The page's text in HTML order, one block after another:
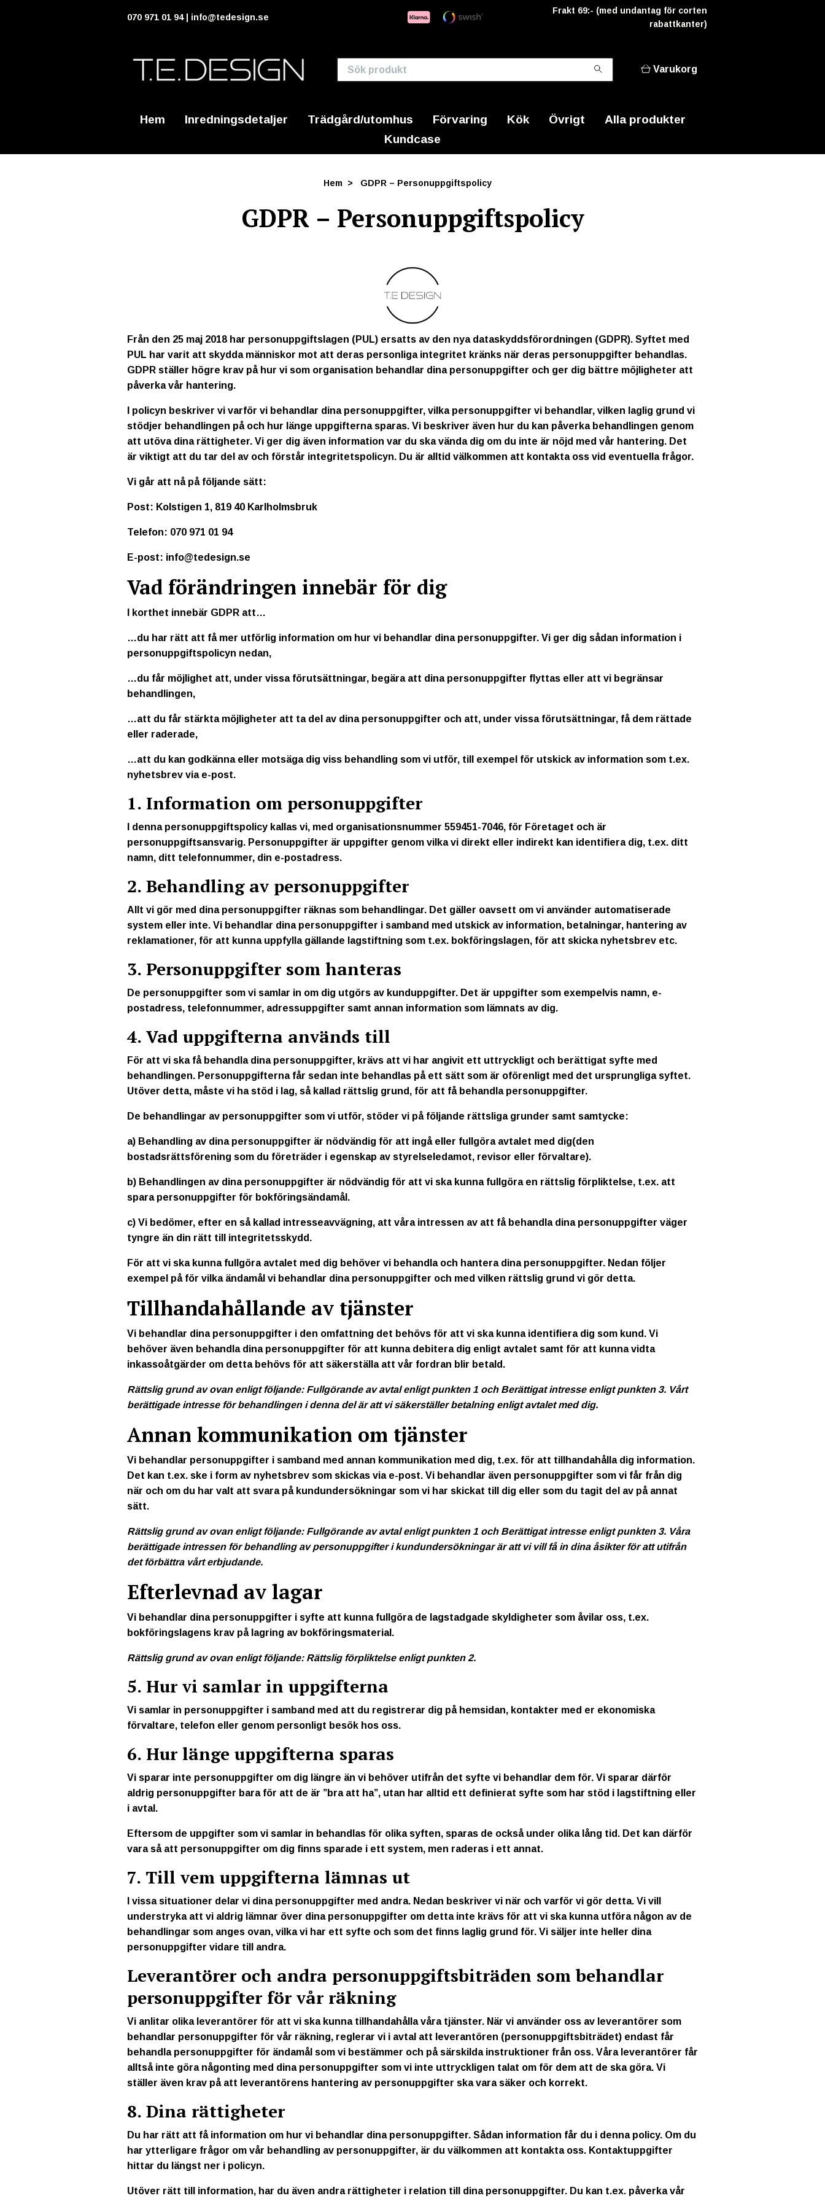
070 971 01 94 | info@tedesign.se
Frakt 69:- (med undantag för corten
rabattkanter)
Varukorg
Hem Inredningsdetaljer Trädgård/utomhus Förvaring Kök Övrigt
Alla produkter
Kundcase
Hem GDPR – Personuppgiftspolicy
GDPR – Personuppgiftspolicy
Från den 25 maj 2018 har personuppgiftslagen (PUL) ersatts av den nya dataskyddsförordningen (GDPR). Syftet med
PUL har varit att skydda människor mot att deras personliga integritet kränks när deras personuppgifter behandlas.
GDPR ställer högre krav på hur vi som organisation behandlar dina personuppgifter och ger dig bättre möjligheter att
påverka vår hantering.
I policyn beskriver vi varför vi behandlar dina personuppgifter, vilka personuppgifter vi behandlar, vilken laglig grund vi
stödjer behandlingen på och hur länge uppgifterna sparas. Vi beskriver även hur du kan påverka behandlingen genom
att utöva dina rättigheter. Vi ger dig även information var du ska vända dig om du inte är nöjd med vår hantering. Det
är viktigt att du tar del av och förstår integritetspolicyn. Du är alltid välkommen att kontakta oss vid eventuella frågor.
Vi går att nå på följande sätt:
Post: Kolstigen 1, 819 40 Karlholmsbruk
Telefon: 070 971 01 94
E-post: info@tedesign.se
Vad förändringen innebär för dig
I korthet innebär GDPR att…
…du har rätt att få mer utförlig information om hur vi behandlar dina personuppgifter. Vi ger dig sådan information i
personuppgiftspolicyn nedan,
…du får möjlighet att, under vissa förutsättningar, begära att dina personuppgifter flyttas eller att vi begränsar
behandlingen,
…att du får stärkta möjligheter att ta del av dina personuppgifter och att, under vissa förutsättningar, få dem rättade
eller raderade,
…att du kan godkänna eller motsäga dig viss behandling som vi utför, till exempel för utskick av information som t.ex.
nyhetsbrev via e-post.
1. Information om personuppgifter
I denna personuppgiftspolicy kallas vi, med organisationsnummer 559451-7046, för Företaget och är
personuppgiftsansvarig. Personuppgifter är uppgifter genom vilka vi direkt eller indirekt kan identifiera dig, t.ex. ditt
namn, ditt telefonnummer, din e-postadress.
2. Behandling av personuppgifter
Allt vi gör med dina personuppgifter räknas som behandlingar. Det gäller oavsett om vi använder automatiserade
system eller inte. Vi behandlar dina personuppgifter i samband med utskick av information, betalningar, hantering av
reklamationer, för att kunna uppfylla gällande lagstiftning som t.ex. bokföringslagen, för att skicka nyhetsbrev etc.
3. Personuppgifter som hanteras
De personuppgifter som vi samlar in om dig utgörs av kunduppgifter. Det är uppgifter som exempelvis namn, e-
postadress, telefonnummer, adressuppgifter samt annan information som lämnats av dig.
4. Vad uppgifterna används till
För att vi ska få behandla dina personuppgifter, krävs att vi har angivit ett uttryckligt och berättigat syfte med
behandlingen. Personuppgifterna får sedan inte behandlas på ett sätt som är oförenligt med det ursprungliga syftet.
Utöver detta, måste vi ha stöd i lag, så kallad rättslig grund, för att få behandla personuppgifter.
De behandlingar av personuppgifter som vi utför, stöder vi på följande rättsliga grunder samt samtycke:
a) Behandling av dina personuppgifter är nödvändig för att ingå eller fullgöra avtalet med dig(den
bostadsrättsförening som du företräder i egenskap av styrelseledamot, revisor eller förvaltare).
b) Behandlingen av dina personuppgifter är nödvändig för att vi ska kunna fullgöra en rättslig förpliktelse, t.ex. att
spara personuppgifter för bokföringsändamål.
c) Vi bedömer, efter en så kallad intresseavvägning, att våra intressen av att få behandla dina personuppgifter väger
tyngre än din rätt till integritetsskydd.
För att vi ska kunna fullgöra avtalet med dig behöver vi behandla och hantera dina personuppgifter. Nedan följer
exempel på för vilka ändamål vi behandlar dina personuppgifter och med vilken rättslig grund vi gör detta.
Tillhandahållande av tjänster
Vi behandlar dina personuppgifter i den omfattning det behövs för att vi ska kunna identifiera dig som kund. Vi
behöver även behandla dina personuppgifter för att kunna debitera dig enligt avtalet samt för att kunna vidta
inkassoåtgärder om detta behövs för att säkerställa att vår fordran blir betald.
Rättslig grund av ovan enligt följande: Fullgörande av avtal enligt punkten 1 och Berättigat intresse enligt punkten 3. Vårt
berättigade intresse för behandlingen i denna del är att vi säkerställer betalning enligt avtalet med dig.
Annan kommunikation om tjänster
Vi behandlar personuppgifter i samband med annan kommunikation med dig, t.ex. för att tillhandahålla dig information.
Det kan t.ex. ske i form av nyhetsbrev som skickas via e-post. Vi behandlar även personuppgifter som vi får från dig
när och om du har valt att svara på kundundersökningar som vi har skickat till dig eller som du tagit del av på annat
sätt.
Rättslig grund av ovan enligt följande: Fullgörande av avtal enligt punkten 1 och Berättigat intresse enligt punkten 3. Våra
berättigade intressen för behandling av personuppgifter i kundundersökningar är att vi vill få in dina åsikter för att utifrån
det förbättra vårt erbjudande.
Efterlevnad av lagar
Vi behandlar dina personuppgifter i syfte att kunna fullgöra de lagstadgade skyldigheter som åvilar oss, t.ex.
bokföringslagens krav på lagring av bokföringsmaterial.
Rättslig grund av ovan enligt följande: Rättslig förpliktelse enligt punkten 2.
5. Hur vi samlar in uppgifterna
Vi samlar in personuppgifter i samband med att du registrerar dig på hemsidan, kontakter med er ekonomiska
förvaltare, telefon eller genom personligt besök hos oss.
6. Hur länge uppgifterna sparas
Vi sparar inte personuppgifter om dig längre än vi behöver utifrån det syfte vi behandlar dem för. Vi sparar därför
aldrig personuppgifter bara för att de är ”bra att ha”, utan har alltid ett definierat syfte som har stöd i lagstiftning eller
i avtal.
Eftersom de uppgifter som vi samlar in behandlas för olika syften, sparas de också under olika lång tid. Det kan därför
vara så att personuppgifter om dig finns sparade i ett system, men raderas i ett annat.
7. Till vem uppgifterna lämnas ut
I vissa situationer delar vi dina personuppgifter med andra. Nedan beskriver vi när och varför vi gör detta. Vi vill
understryka att vi aldrig lämnar över dina personuppgifter om detta inte krävs för att vi ska kunna utföra någon av de
behandlingar som anges ovan, vilka vi har ett syfte och som det finns laglig grund för. Vi säljer inte heller dina
personuppgifter vidare till andra.
Leverantörer och andra personuppgiftsbiträden som behandlar
personuppgifter för vår räkning
Vi anlitar olika leverantörer för att vi ska kunna tillhandahålla våra tjänster. När vi använder oss av leverantörer som
behandlar personuppgifter för vår räkning, reglerar vi i avtal att leverantören (personuppgiftsbiträdet) endast får
behandla personuppgifter för ändamål som vi bestämmer och på särskilda instruktioner från oss. Våra leverantörer får
alltså inte göra någonting med dina personuppgifter som vi inte uttryckligen talat om för dem att de ska göra. Vi
ställer även krav på att leverantörens hantering av personuppgifter ska vara säker och korrekt.
8. Dina rättigheter
Du har rätt att få information om hur vi behandlar dina personuppgifter. Sådan information får du i denna policy. Om du
har ytterligare frågor om vår behandling av personuppgifter, är du välkommen att kontakta oss. Kontaktuppgifter
hittar du längst ner i policyn.
Utöver rätt till information, har du även andra rättigheter i relation till dina personuppgifter. Du kan t.ex. påverka vår